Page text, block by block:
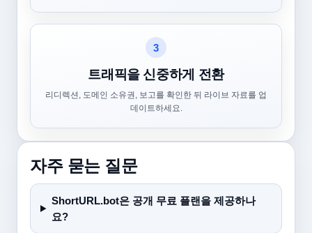
3
트래픽을 신중하게 전환
리디렉션, 도메인 소유권, 보고를 확인한 뒤 라이브 자료를 업
데이트하세요.
자주 묻는 질문
ShortURL.bot은 공개 무료 플랜을 제공하나
요?